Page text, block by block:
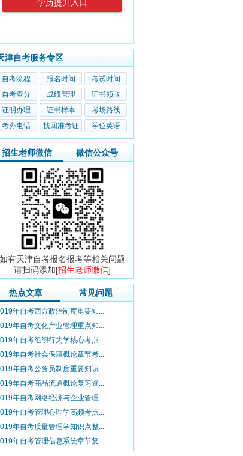
学历提升入口
津自考服务专区
自考流程 报名时间
考试时间
自考查分
成绩管理
证书领取
证明办理
证书样本
考场路线
考办电话
找回准考证 学位英语
招生老师微信 微信公众号
如有天津自考报名报考等相关问题
请扫码添加[招生老师微信]
热点文章 常见问题
年自考西方政治制度重要知...
年自考文化产业管理重点知...
年自考组织行为学核心考点...
年自考社会保障概论章节考...
年自考公务员制度重要知识...
年自考商品流通概论复习资...
年自考网络经济与企业管理...
年自考管理心理学高频考点...
年自考质量管理学知识点整...
年自考管理信息系统章节复...